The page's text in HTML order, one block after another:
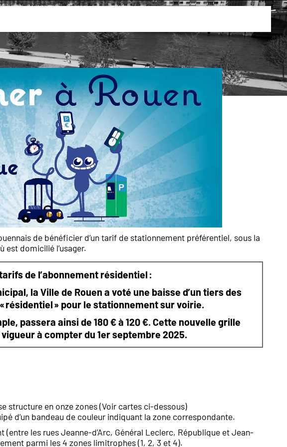
de bénéficier d’un tarif de stationnement préférentiel, sous la
est domicilié l’usager.
de l’abonnement résidentiel :
la Ville de Rouen a voté une baisse d’un tiers des
résidentiel » pour le stationnement sur voirie.
passera ainsi de 180 € à 120 €. Cette nouvelle grille
à compter du 1er septembre 2025.
structure en onze zones (Voir cartes ci-dessous)
d’un bandeau de couleur indiquant la zone correspondante.
les rues Jeanne-d’Arc, Général Leclerc, République et Jean-
parmi les 4 zones limitrophes (1, 2, 3 et 4).